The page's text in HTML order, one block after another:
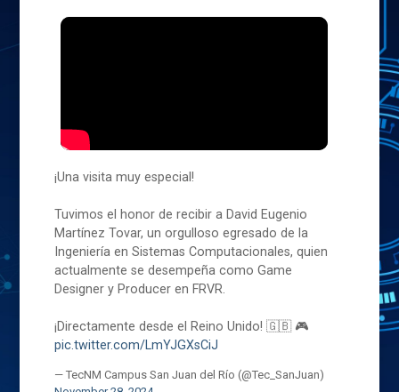
¡Una visita muy especial!
Tuvimos el honor de recibir a David Eugenio
Martínez Tovar, un orgulloso egresado de la
Ingeniería en Sistemas Computacionales, quien
actualmente se desempeña como Game
Designer y Producer en FRVR.
¡Directamente desde el Reino Unido! 🇬🇧 🎮
pic.twitter.com/LmYJGXsCiJ
— TecNM Campus San Juan del Río (@Tec_SanJuan)